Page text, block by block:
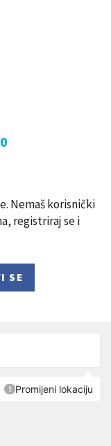
0
Nemaš korisnički
registriraj se i
SE